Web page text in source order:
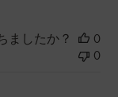
ましたか？
0
0